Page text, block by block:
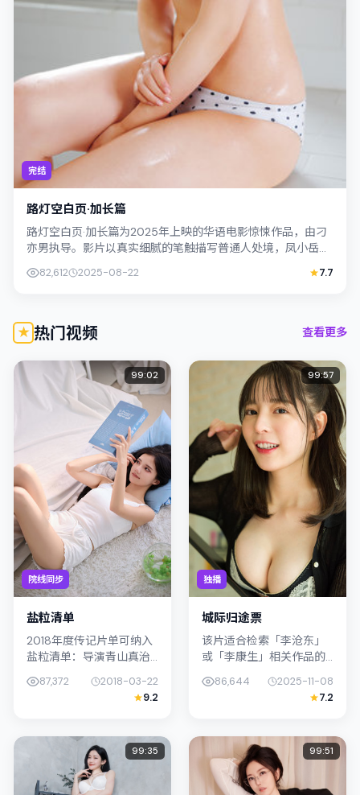
完结
路灯空白页·加长篇
路灯空白页·加长篇为2025年上映的华语电影惊悚作品，由刁
亦男执导。影片以真实细腻的笔触描写普通人处境，凤小岳与
82,612 2025-08-22 7.7
热门视频 查看更多
院线同步
99:02
盐粒清单
2018年度传记片单可纳入
盐粒清单：导演青山真治
的中产困境，柯震东与松
坂桃李演绎兄妹般羁绊，
情感救赎...
87,372
2018-03-22
9.2
独播
99:57
城际归途票
该片适合检索「李沧东」
或「李康生」相关作品的
年发行，类型上归入科
幻，叙事焦点落在家庭与
次丰富，值...
86,644
2025-11-08
7.2
99:35 99:51